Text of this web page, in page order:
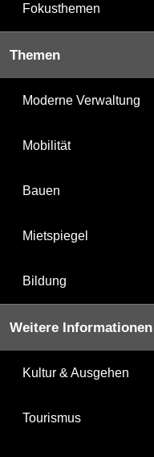
Fokusthemen
Themen
Moderne Verwaltung
Mobilität
Bauen
Mietspiegel
Bildung
Weitere Informationen
Kultur & Ausgehen
Tourismus